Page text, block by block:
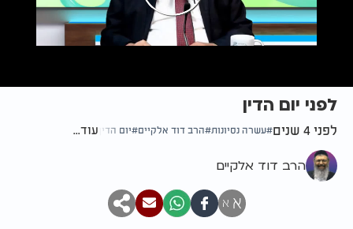
לפני יום הדין
לפני 4 שנים עשרה נסיונות הרב דוד אלקיים יום הדין עוד...
הרב דוד אלקיים
א א